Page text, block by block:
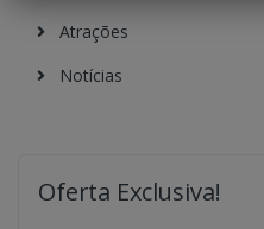
Atrações
Notícias
Oferta Exclusiva!